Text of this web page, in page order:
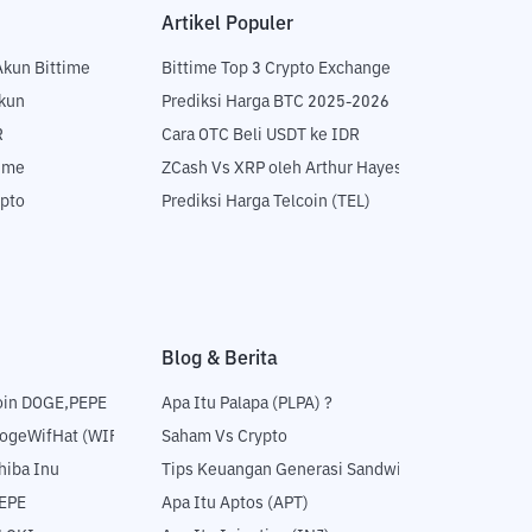
Bittime
Artikel Populer
Bittime Top 3 Crypto Exchange
Prediksi Harga BTC 2025-2026
Cara OTC Beli USDT ke IDR
ZCash Vs XRP oleh Arthur Hayes
Prediksi Harga Telcoin (TEL)
DOGE,PEPE
(WIF)
Inu
Blog & Berita
Apa Itu Palapa (PLPA) ?
Saham Vs Crypto
Tips Keuangan Generasi Sandwich
Apa Itu Aptos (APT)